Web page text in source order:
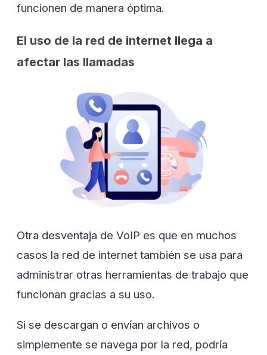
funcionen de manera óptima.
El uso de la red de internet llega a
afectar las llamadas
Otra desventaja de VoIP es que en muchos
casos la red de internet también se usa para
administrar otras herramientas de trabajo que
funcionan gracias a su uso.
Si se descargan o envían archivos o
simplemente se navega por la red, podría